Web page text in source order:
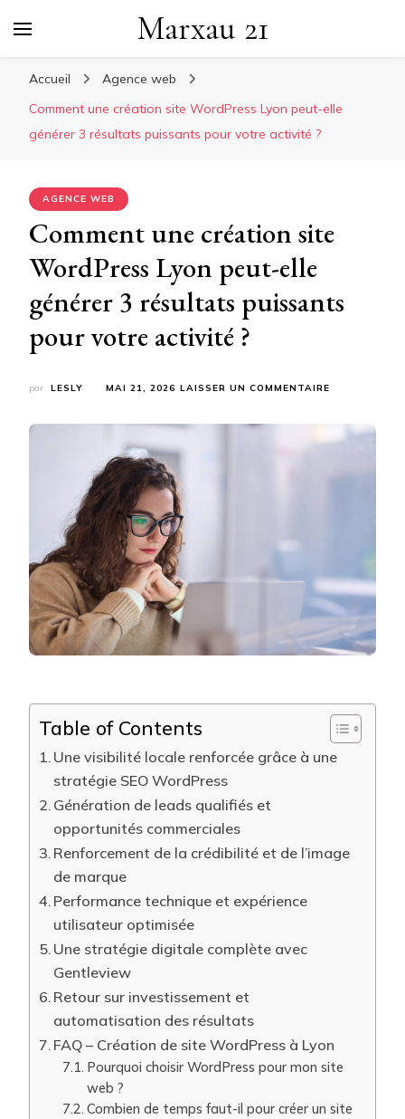
Marxau 21
Accueil
Agence web
Comment une création site WordPress Lyon peut-elle
générer 3 résultats puissants pour votre activité ?
AGENCE WEB
Comment une création site
WordPress Lyon peut-elle
générer 3 résultats puissants
pour votre activité ?
par LESLY MAI 21, 2026 LAISSER UN COMMENTAIRE
CRÉATION
PUISSANTS
POUR
VOTRE
ACTIVITÉ
?
Table of Contents
Une visibilité locale renforcée grâce à une
stratégie SEO WordPress
Génération de leads qualifiés et
opportunités commerciales
Renforcement de la crédibilité et de l’image
de marque
Performance technique et expérience
utilisateur optimisée
Une stratégie digitale complète avec
Gentleview
Retour sur investissement et
automatisation des résultats
FAQ – Création de site WordPress à Lyon
Pourquoi choisir WordPress pour mon site
web ?
Combien de temps faut-il pour créer un site